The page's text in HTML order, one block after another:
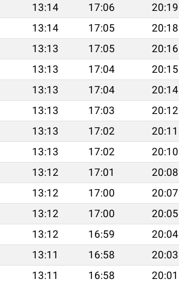
13:14 17:06 20:19
13:14 17:05 20:18
13:13 17:05 20:16
13:13 17:04 20:15
13:13 17:04 20:14
13:13 17:03 20:12
13:13 17:02 20:11
13:13 17:02 20:10
13:12 17:01 20:08
13:12 17:00 20:07
13:12 17:00 20:05
13:12 16:59 20:04
13:11 16:58 20:03
13:11 16:58 20:01